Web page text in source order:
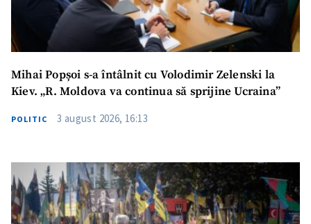
Mihai Popșoi s-a întâlnit cu Volodimir Zelenski la
Kiev. „R. Moldova va continua să sprijine Ucraina”
POLITIC 3 august 2026, 16:13